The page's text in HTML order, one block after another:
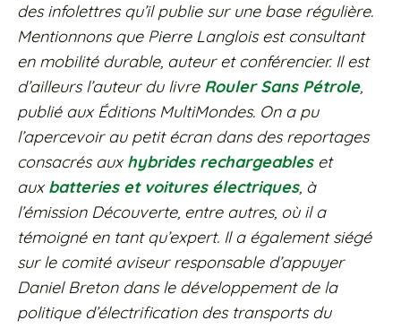
des infolettres qu’il publie sur une base régulière.
Mentionnons que Pierre Langlois est consultant
en mobilité durable, auteur et conférencier. Il est
d’ailleurs l’auteur du livre Rouler Sans Pétrole,
publié aux Éditions MultiMondes. On a pu
l’apercevoir au petit écran dans des reportages
consacrés auxhybrides rechargeableset
auxbatteries et voitures électriques, à
l’émission Découverte, entre autres, où il a
témoigné en tant qu’expert. Il a également siégé
sur le comité aviseur responsable d’appuyer
Daniel Breton dans le développement de la
politique d’électrification des transports du